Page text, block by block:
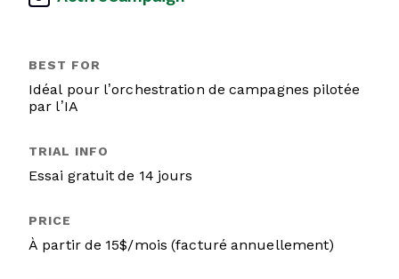
Idéal pour l’orchestration de campagnes pilotée
par l’IA
Essai gratuit de 14 jours
À partir de 15$/mois (facturé annuellement)